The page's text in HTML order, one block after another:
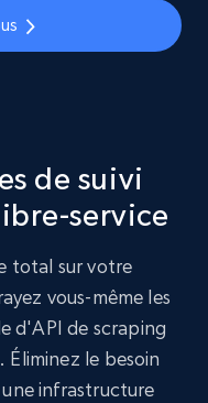
de suivi
service
total sur votre
vous-même les
d'API de scraping
Éliminez le besoin
infrastructure